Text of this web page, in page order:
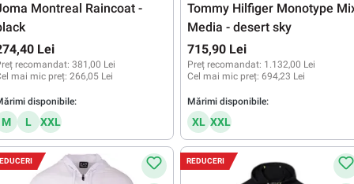
Montreal Raincoat -
Lei
recomandat: 381,00 Lei
mai mic preț: 266,05 Lei
disponibile:
M L XXL
Tommy Hilfiger Monotype
Media - desert sky
715,90 Lei
Preț recomandat: 1.132,00 Lei
Cel mai mic preț: 694,23 Lei
Mărimi disponibile:
XL XXL
REDUCERI